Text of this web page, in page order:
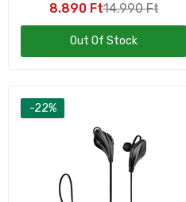
8.890 Ft14.990 Ft
Out Of Stock
-22%